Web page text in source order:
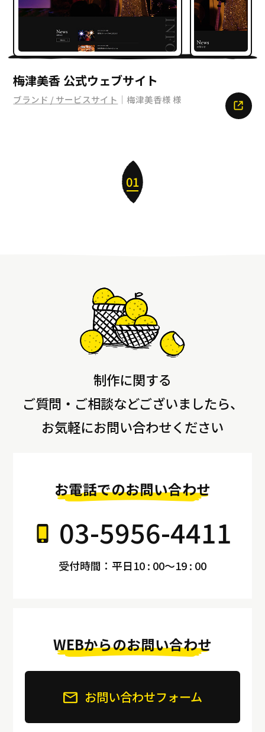
梅津美香 公式ウェブサイト
ブランド / サービスサイト ｜梅津美香様 様
01
制作に関する
ご質問・ご相談などございましたら、
お気軽にお問い合わせください
お電話でのお問い合わせ
03-5956-4411
受付時間：平日10 : 00～19 : 00
WEBからのお問い合わせ
お問い合わせフォーム